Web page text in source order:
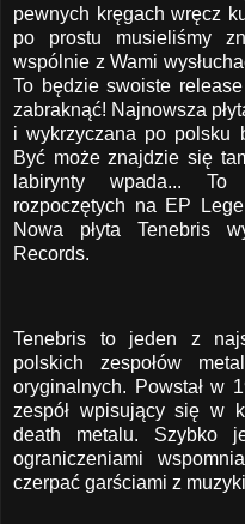
pewnych kręgach wręcz
po prostu musieliśmy
wspólnie z Wami
To będzie swoiste
zabraknąć! Najnowsza
i wykrzyczana po polsku
Być może znajdzie się
labirynty wpada... To
rozpoczętych na EP
Nowa płyta Tenebris
Records.
Tenebris to jeden z
polskich zespołów
oryginalnych. Powstał w
zespół wpisujący się w
death metalu. Szybko
ograniczeniami
czerpać garściami z